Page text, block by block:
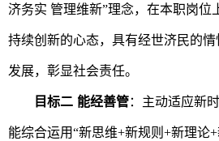
济务实 管理维新”理念，在本职岗位
持续创新的心态，具有经世济民的
发展，彰显社会责任。
目标二 能经善管：主动适应新
能综合运用“新思维+新规则+新理论